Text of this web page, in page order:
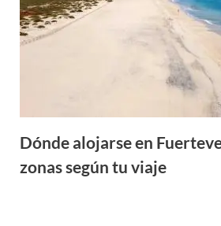
Dónde alojarse en
zonas según tu viaje